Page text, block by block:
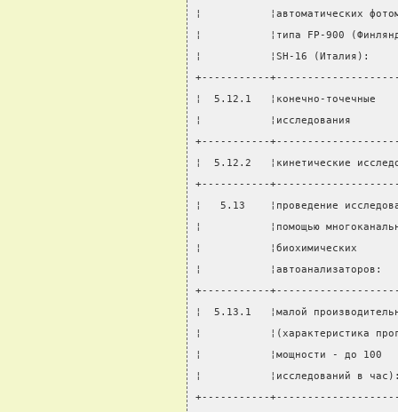
¦
¦           ¦типа FP-900
¦           ¦SH-16
+-----------
¦  5.12.1   ¦конечно-
¦           ¦исследования
+-----------
¦  5.12.2   ¦кинетические
+-----------
¦   5.13    ¦проведение
¦           ¦помощью
¦
¦
+-----------
¦  5.13.1   ¦малой
¦
¦           ¦мощности -
¦           ¦исследований
+-----------